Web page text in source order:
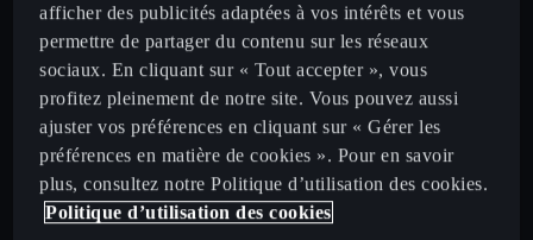
Adresse e-mail
En indiquant votre adresse email, vous serez tenu informé
des différentes étapes de commercialisation de la CUPRA
Raval batterie standard, prévue en septembre 2026.
Numéro de téléphone (Facultatif)
afficher des publicités adaptées à vos intérêts et vous
permettre de partager du contenu sur les réseaux
sociaux. En cliquant sur « Tout accepter », vous
profitez pleinement de notre site. Vous pouvez aussi
ajuster vos préférences en cliquant sur « Gérer les
préférences en matière de cookies ». Pour en savoir
plus, consultez notre Politique d’utilisation des cookies.
Politique d’utilisation des cookies